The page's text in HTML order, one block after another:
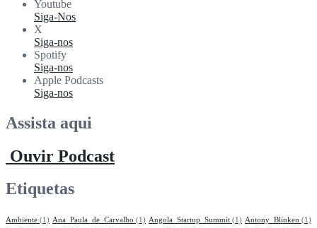
Youtube
Siga-Nos
X
Siga-nos
Spotify
Siga-nos
Apple Podcasts
Siga-nos
Assista aqui
Ouvir Podcast
Etiquetas
Ambiente (1) Ana_Paula_de_Carvalho (1) Angola_Startup_Summit (1) Antony_Blinken (1)